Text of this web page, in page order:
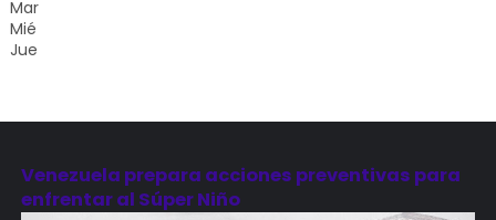
Mar
Mié
Jue
Venezuela prepara acciones preventivas para
enfrentar al Súper Niño